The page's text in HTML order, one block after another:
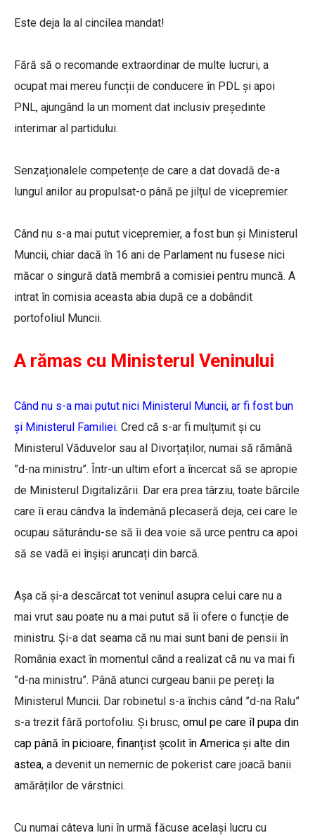
Este deja la al cincilea mandat!
Fără să o recomande extraordinar de multe lucruri, a
ocupat mai mereu funcții de conducere în PDL și apoi
PNL, ajungând la un moment dat inclusiv președinte
interimar al partidului.
Senzaționalele competențe de care a dat dovadă de-a
lungul anilor au propulsat-o până pe jilțul de vicepremier.
Când nu s-a mai putut vicepremier, a fost bun și Ministerul
Muncii, chiar dacă în 16 ani de Parlament nu fusese nici
măcar o singură dată membră a comisiei pentru muncă. A
intrat în comisia aceasta abia după ce a dobândit
portofoliul Muncii.
A rămas cu Ministerul Veninului
Când nu s-a mai putut nici Ministerul Muncii, ar fi fost bun
și Ministerul Familiei. Cred că s-ar fi mulțumit și cu
Ministerul Văduvelor sau al Divorțaților, numai să rămână
”d-na ministru”. Într-un ultim efort a încercat să se apropie
de Ministerul Digitalizării. Dar era prea târziu, toate bărcile
care îi erau cândva la îndemână plecaseră deja, cei care le
ocupau săturându-se să îi dea voie să urce pentru ca apoi
să se vadă ei înșiși aruncați din barcă.
Așa că și-a descărcat tot veninul asupra celui care nu a
mai vrut sau poate nu a mai putut să îi ofere o funcție de
ministru. Și-a dat seama că nu mai sunt bani de pensii în
România exact în momentul când a realizat că nu va mai fi
”d-na ministru”. Până atunci curgeau banii pe pereți la
Ministerul Muncii. Dar robinetul s-a închis când ”d-na Ralu”
s-a trezit fără portofoliu. Și brusc, omul pe care îl pupa din
cap până în picioare, finanțist școlit în America și alte din
astea, a devenit un nemernic de pokerist care joacă banii
amărâților de vârstnici.
Cu numai câteva luni în urmă făcuse același lucru cu